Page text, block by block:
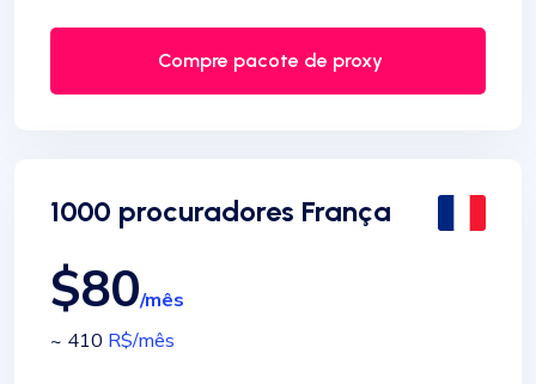
Compre pacote de proxy
1000 procuradores França
$80/mês
~ 410 R$/mês